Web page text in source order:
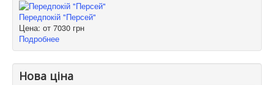
Передпокій "Персей"
Цена: от 7030 грн
Подробнее
Нова ціна